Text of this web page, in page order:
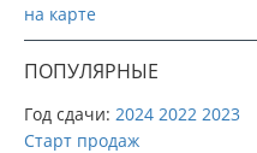
на карте
ПОПУЛЯРНЫЕ
Год сдачи: 2024 2022 2023
Старт продаж